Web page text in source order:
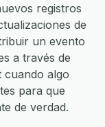
registros
de
un evento
a través de
cuando algo
para que
de verdad.